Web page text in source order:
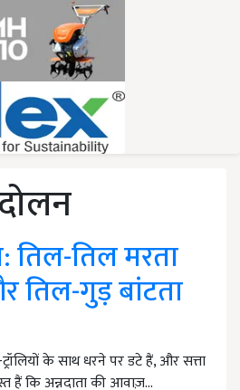
तिल-तिल मरता
तिल-गुड़ बांटता
के साथ धरने पर डटे हैं, और सत्ता
हैं कि अन्नदाता की आवाज़…